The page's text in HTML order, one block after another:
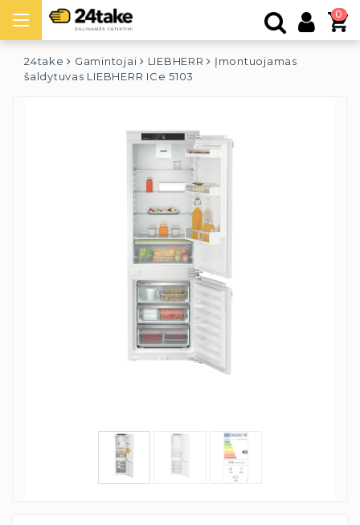
0
24take Gamintojai LIEBHERR
Įmontuojamas
šaldytuvas LIEBHERR ICe 5103